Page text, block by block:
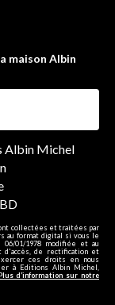
maison Albin
Albin Michel
collectées et traitées par
au format digital si vous le
01/1978 modifiée et au
d'accès, de rectification et
ces droits en nous
à Editions Albin Michel,
d’information sur notre